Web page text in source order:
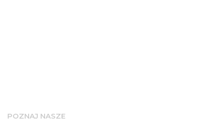
POZNAJ NASZE